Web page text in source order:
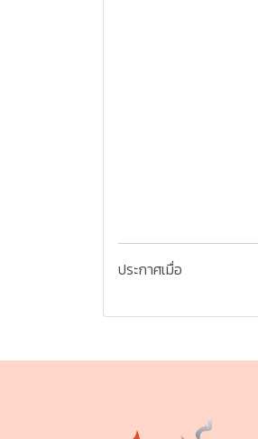
ประกาศเมื่อ